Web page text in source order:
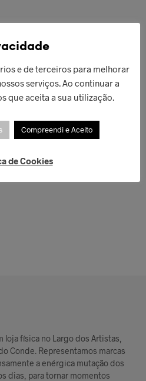
loja física no Largo dos Artistas,
Conde. Representamos marcas
a enérgica mutação dos
dias, para tornar momentos
e de terceiros para melhorar
serviços. Ao continuar a
que aceita a sua utilização.
Compreendi e Aceito
de Cookies